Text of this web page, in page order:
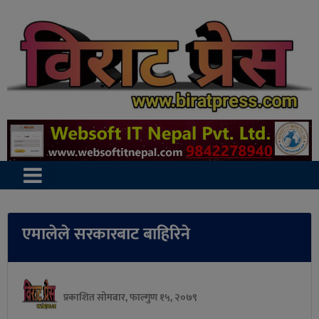
एमालेले सरकारबाट बाहिरिने
प्रकाशित सोमबार, फाल्गुण १५, २०७९